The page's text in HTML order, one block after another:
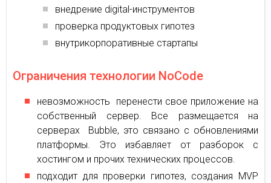
внедрение digital-инструментов
проверка продуктовых гипотез
внутрикорпоративные стартапы
Ограничения технологии NoCode
невозможность перенести свое приложение на
собственный сервер. Все размещается на
серверах Bubble, это связано с обновлениями
платформы. Это избавляет от разборок с
хостингом и прочих технических процессов.
подходит для проверки гипотез, создания MVP